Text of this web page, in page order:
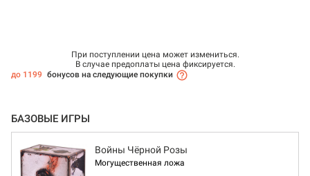
При поступлении цена может измениться.
В случае предоплаты цена фиксируется.
до 1199 бонусов на следующие покупки
БАЗОВЫЕ ИГРЫ
Войны Чёрной Розы
Могущественная ложа